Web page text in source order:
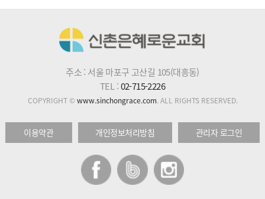
주소 : 서울 마포구 고산길 105(대흥동)
TEL :02-715-2226
COPYRIGHT © www.sinchongrace.com. ALL RIGHTS RESERVED.
이용약관 개인정보처리방침 관리자 로그인